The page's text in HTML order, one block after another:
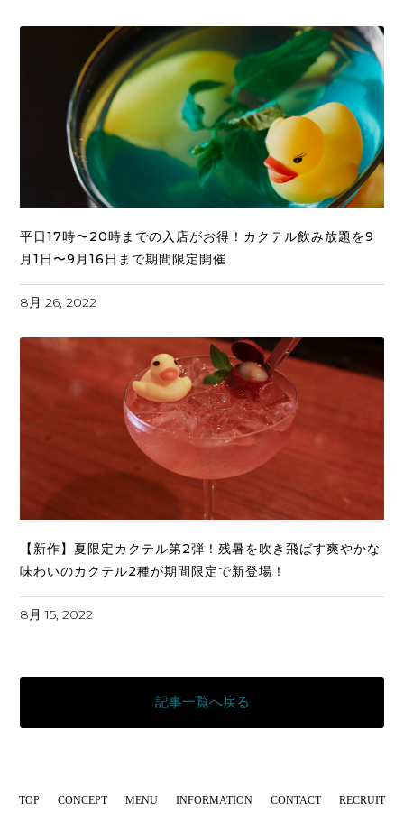
平日17時〜20時までの入店がお得！カクテル飲み放題を9
月1日〜9月16日まで期間限定開催
8月 26, 2022
【新作】夏限定カクテル第2弾！残暑を吹き飛ばす爽やかな
味わいのカクテル2種が期間限定で新登場！
8月 15, 2022
記事一覧へ戻る
TOP CONCEPT MENU INFORMATION CONTACT RECRUIT